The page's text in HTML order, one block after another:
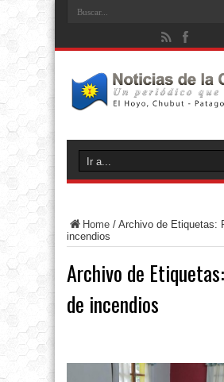
Home / Archivo de Etiquetas:
incendios
Archivo de Etiquetas:
de incendios